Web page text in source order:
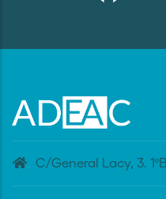
C/General Lacy, 3.